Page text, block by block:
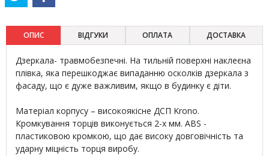
ОПИС ВІДГУКИ ОПЛАТА ДОСТАВКА
Дзеркала- травмобезпечні. На тильній поверхні наклеєна
плівка, яка перешкоджає випаданню осколків дзеркала з
фасаду, що є дуже важливим, якщо в будинку є діти.
Матеріал корпусу – високоякісне ДСП Krono.
Кромкування торців виконується 2-х мм. ABS -
пластиковою кромкою, що дає високу довговічність та
ударну міцність торця виробу.